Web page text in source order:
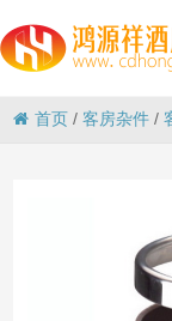
首页 /客房杂件 /